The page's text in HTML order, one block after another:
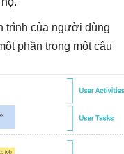
trình của người dùng
phần trong một câu